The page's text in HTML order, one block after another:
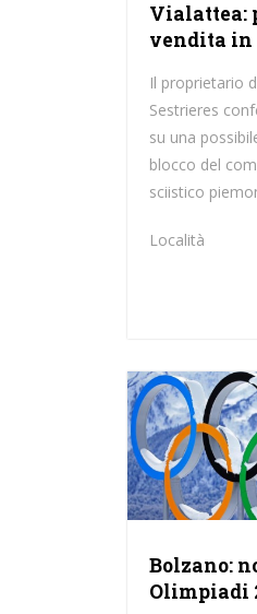
Vialattea:
vendita in
Il proprietario
Sestrieres
su una
blocco del
sciistico
Località
Bolzano:
Olimpiadi